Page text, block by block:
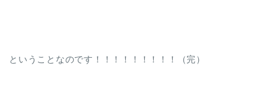
ということなのです！！！！！！！！！（完）